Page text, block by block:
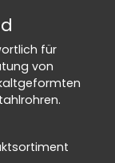
für
von